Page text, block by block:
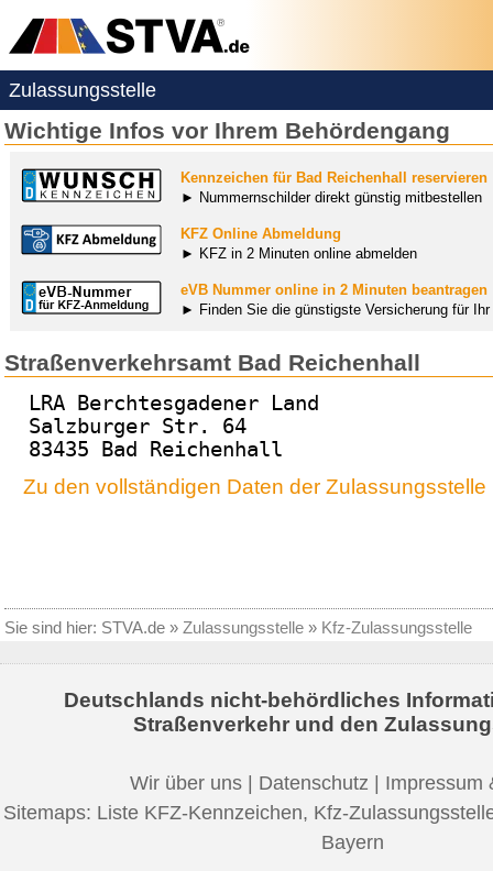
Zulassungsstelle
Wichtige Infos vor Ihrem Behördengang
Kennzeichen für Bad Reichenhall reservieren
► Nummernschilder direkt günstig mitbestellen
KFZ Online Abmeldung
► KFZ in 2 Minuten online abmelden
eVB Nummer online in 2 Minuten beantragen
► Finden Sie die günstigste Versicherung für
Straßenverkehrsamt Bad Reichenhall
LRA Berchtesgadener Land
Salzburger Str. 64
83435 Bad Reichenhall
Zu den vollständigen Daten der
Sie sind hier: STVA.de » Zulassungsstelle » Kfz-Zulassungsstelle
Deutschlands nicht-behördliches
Straßenverkehr und den
Wir über uns Datenschutz
Impressum
Sitemaps: Liste KFZ-Kennzeichen, Kfz-
Bayern